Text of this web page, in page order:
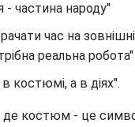
- частина народу"
час на
реальна робота"
костюмі, а в діях".
де костюм - це